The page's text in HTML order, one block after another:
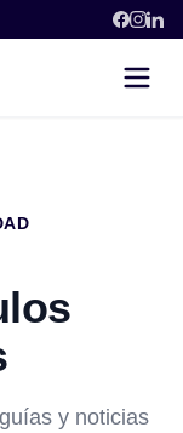
y noticias